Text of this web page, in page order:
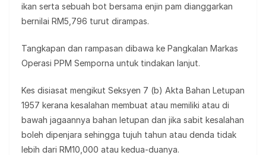
ikan serta sebuah bot bersama enjin pam dianggarkan
bernilai RM5,796 turut dirampas.
Tangkapan dan rampasan dibawa ke Pangkalan Markas
Operasi PPM Semporna untuk tindakan lanjut.
Kes disiasat mengikut Seksyen 7 (b) Akta Bahan Letupan
1957 kerana kesalahan membuat atau memiliki atau di
bawah jagaannya bahan letupan dan jika sabit kesalahan
boleh dipenjara sehingga tujuh tahun atau denda tidak
lebih dari RM10,000 atau kedua-duanya.